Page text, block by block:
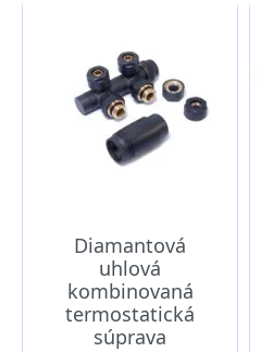
Diamantová
uhlová
kombinovaná
termostatická
súprava